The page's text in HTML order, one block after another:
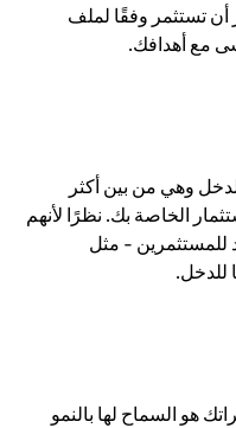
أن تستثمر وفقًا لملف
مع أهدافك.
وهي من بين أكثر
الخاصة بك. نظرًا لأنهم
للمستثمرين - مثل
للدخل.
هو السماح لها بالنمو